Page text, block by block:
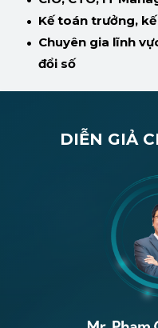
Kế toán trưởng,
Chuyên gia lĩnh
đổi số
DIỄN GIẢ